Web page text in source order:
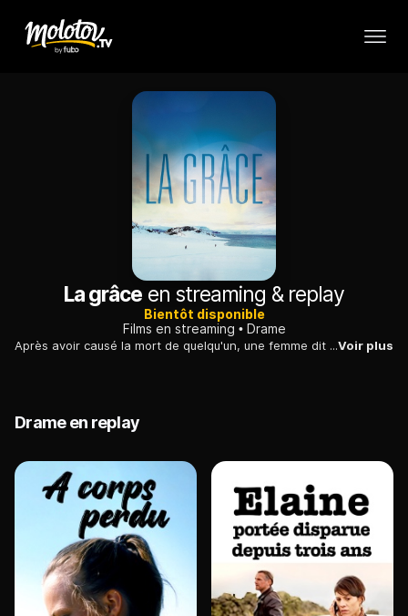
La grâce en streaming & replay
Bientôt disponible
Films en streaming
Drame
Après avoir causé la mort de quelqu'un, une femme dit tout à son mari : son couple, sur le point d'imploser, se trouve renforcé sous le poids de la culpabilité.Voir plus
Drame en replay